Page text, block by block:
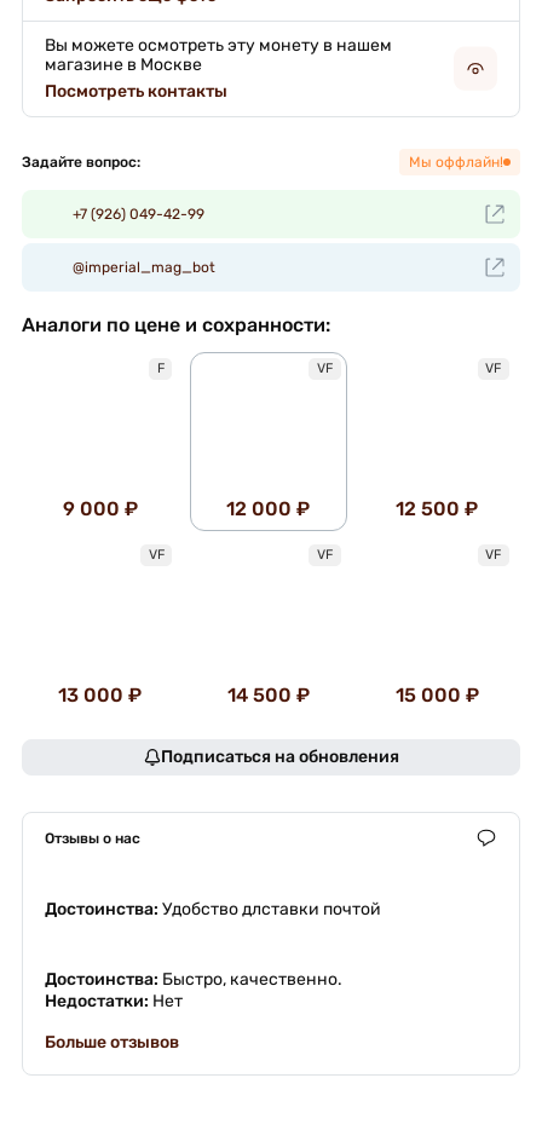
Вы можете осмотреть эту монету в нашем
магазине в Москве
Посмотреть контакты
Задайте вопрос: Мы оффлайн!
+7 (926) 049-42-99
@imperial_mag_bot
Аналоги по цене и сохранности:
F
9 000 ₽
VF
12 000 ₽
VF
12 500 ₽
VF
13 000 ₽
VF
14 500 ₽
VF
15 000 ₽
Подписаться на обновления
Отзывы о нас
Достоинства: Удобство длставки почтой
Достоинства: Быстро, качественно.
Недостатки: Нет
Больше отзывов